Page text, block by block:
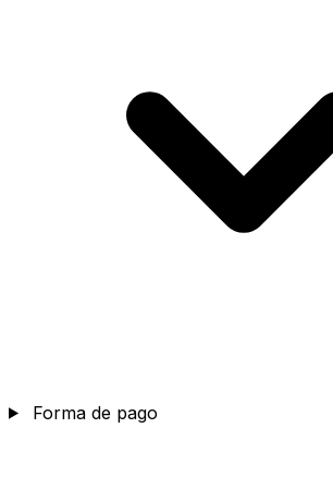
Forma de pago